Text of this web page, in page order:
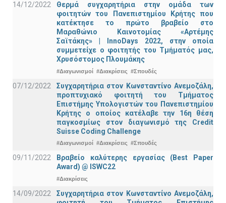
14/12/2022
Θερμά συγχαρητήρια στην ομάδα των
φοιτητών του Πανεπιστημίου Κρήτης που
κατέκτησε το πρώτο βραβείο στο
Μαραθώνιο Καινοτομίας «Αρτέμης
Σαϊτάκης» | InnoDays 2022, στην οποία
συμμετείχε ο φοιτητής του Τμήματός μας,
Χρυσόστομος Πλουμάκης
#Διαγωνισμοί #Διακρίσεις #Σπουδές
07/12/2022
Συγχαρητήρια στον Κωνσταντίνο Ανεμοζάλη,
προπτυχιακό φοιτητή του Τμήματος
Επιστήμης Υπολογιστών του Πανεπιστημίου
Κρήτης ο οποίος κατέλαβε την 16η θέση
παγκοσμίως στον διαγωνισμό της Credit
Suisse Coding Challenge
#Διαγωνισμοί #Διακρίσεις #Σπουδές
09/11/2022
Βραβείο καλύτερης εργασίας (Best Paper
Award) @ ISWC22
#Διακρίσεις
14/09/2022
Συγχαρητήρια στον Κωνσταντίνο Ανεμοζάλη,